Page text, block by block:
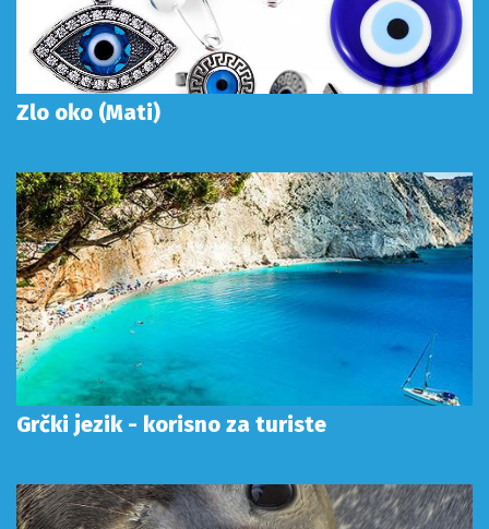
Zlo oko (Mati)
Grčki jezik - korisno za turiste